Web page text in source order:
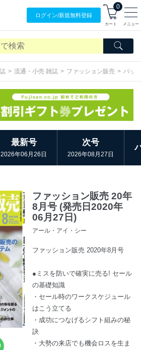
ログイン/新規無料登録
0
カート メニュー
流通・小売 雑誌 ファッション販売 バッ
最新号
2026年06月26日
次号
2026年08月27日
ファッション販売 20年
8月号 (発売日2020年
06月27日)
アール・アイ・シー
ファッション販売 2020年8月号
●ミスを防いで確実に売る! セール
の基礎知識
・セール時のワークスケジュール
はこう立てる
・成功につなげるシフト組みの秘
訣
・大勢の来店でも機会ロスを生ま